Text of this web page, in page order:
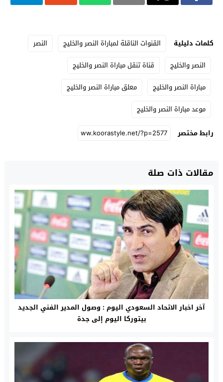
كلمات دليلية القنوات الناقلة لمباراة النصر والخليج
النصر
النصر والخليج
قناة تنقل مباراة النصر والخليج
مباراة النصر والخليج
معلق مباراة النصر والخليج
موعد مباراة النصر والخليج
رابط مختصر
مقالات ذات صلة
آخر اخبار الاتحاد السعودي اليوم : وصول المدير الفني الجديد
بيتوركا اليوم إلى جدة